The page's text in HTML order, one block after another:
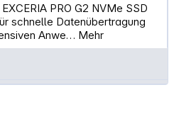
PRO G2 NVMe SSD
schnelle Datenübertragung
Anwe… Mehr